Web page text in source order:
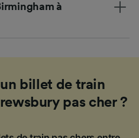
à
billet de train
pas cher ?